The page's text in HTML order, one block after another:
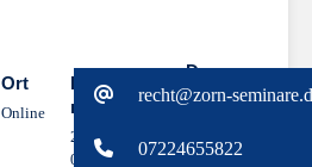
Ort
Online
Datu
m
22.09.2
026
Dauer Dauer
2.5
recht@zorn-
07224655822